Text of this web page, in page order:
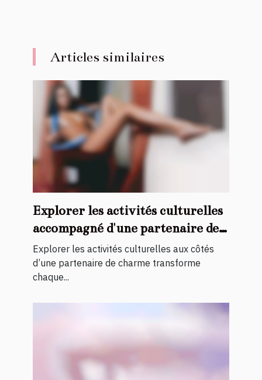
Articles similaires
Explorer les activités culturelles
accompagné d'une partenaire de
charme
Explorer les activités culturelles aux côtés
d’une partenaire de charme transforme
chaque...